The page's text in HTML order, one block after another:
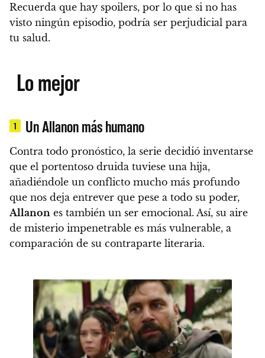
Recuerda que hay spoilers, por lo que si no has
visto ningún episodio, podría ser perjudicial para
tu salud.
Lo mejor
1 Un Allanon más humano
Contra todo pronóstico, la serie decidió inventarse
que el portentoso druida tuviese una hija,
añadiéndole un conflicto mucho más profundo
que nos deja entrever que pese a todo su poder,
Allanon es también un ser emocional. Así, su aire
de misterio impenetrable es más vulnerable, a
comparación de su contraparte literaria.